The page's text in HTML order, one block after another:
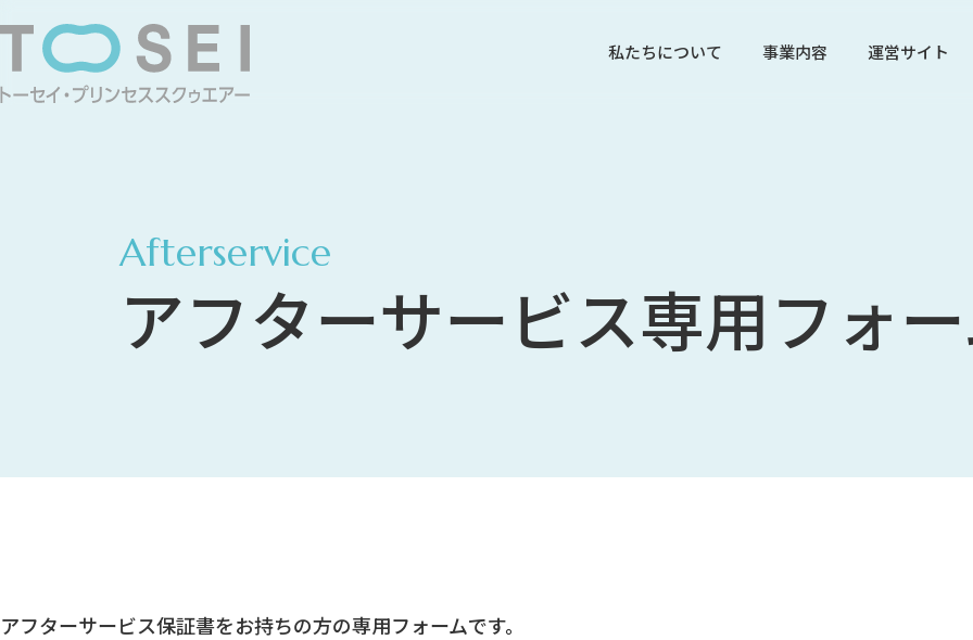
私たちについて 事業内容 運営サイト
Afterservice
アフターサービス専用フォ
アフターサービス保証書をお持ちの方の専用フォームです。